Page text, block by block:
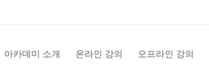
아카데미 소개 온라인 강의 오프라인 강의